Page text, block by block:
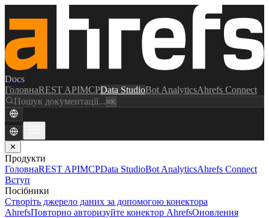
Docs
ГоловнаREST APIMCPData StudioBot AnalyticsAhrefs Connect
Пошук документації...⌘K
✕
Продукти
ГоловнаREST APIMCPData StudioBot AnalyticsAhrefs Connect
Вступ
Посібники
Створіть джерело даних за допомогою конектора
AhrefsПовторно авторизуйте конектор AhrefsОновлення